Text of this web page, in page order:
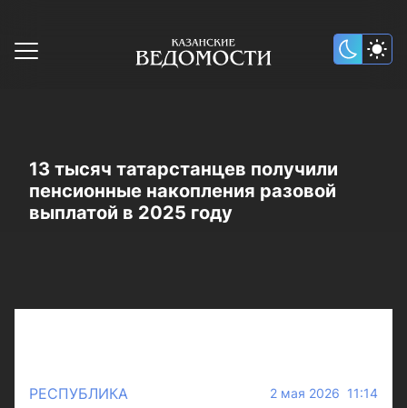
13 тысяч татарстанцев получили
пенсионные накопления разовой
выплатой в 2025 году
РЕСПУБЛИКА 2 мая 2026 11:14